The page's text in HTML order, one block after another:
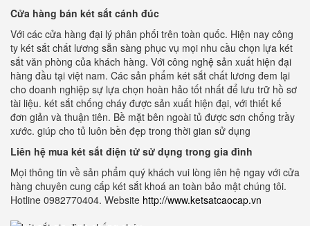
Cửa hàng bán két sắt cánh đúc
Với các cửa hàng đại lý phân phối trên toàn quốc. Hiện nay công
ty két sắt chất lương sẵn sàng phục vụ mọi nhu cầu chọn lựa két
sắt văn phòng của khách hàng. Với công nghệ sản xuất hiện đại
hàng đầu tại việt nam. Các sản phẩm két sắt chất lương đem lại
cho doanh nghiệp sự lựa chọn hoàn hảo tốt nhất để lưu trữ hồ sơ
tài liệu. két sắt chống cháy được sản xuất hiện đại, với thiết kế
đơn giản và thuận tiên. Bề mặt bên ngoài tủ được sơn chống trầy
xước. giúp cho tủ luôn bền đẹp trong thời gian sử dụng
Liên hệ mua két sắt điện tử sử dụng trong gia đình
Mọi thông tin về sản phẩm quý khách vui lòng iên hệ ngay với cửa
hàng chuyên cung cấp két sắt khoá an toàn bảo mật chúng tôi.
Hotline 0982770404. Website http://www.ketsatcaocap.vn